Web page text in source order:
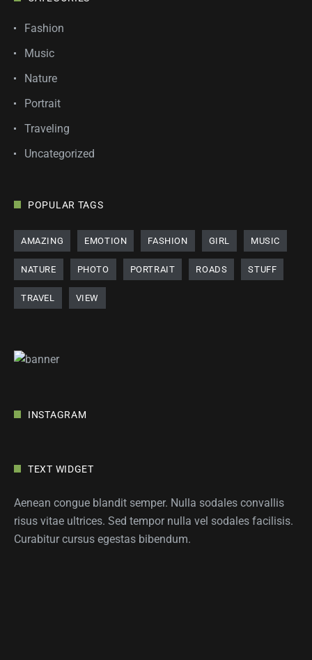
Fashion
Music
Nature
Portrait
Traveling
Uncategorized
POPULAR TAGS
AMAZING EMOTION FASHION GIRL MUSIC
NATURE PHOTO PORTRAIT ROADS STUFF
TRAVEL VIEW
INSTAGRAM
TEXT WIDGET
Aenean congue blandit semper. Nulla sodales convallis
risus vitae ultrices. Sed tempor nulla vel sodales facilisis.
Curabitur cursus egestas bibendum.